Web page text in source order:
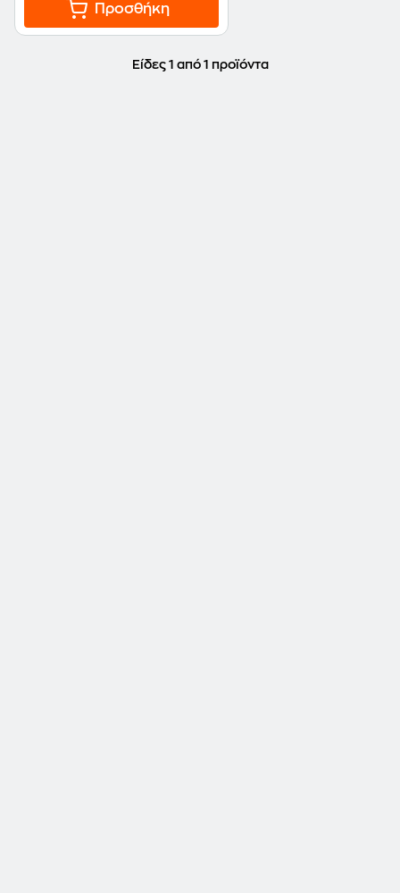
Προσθήκη
Είδες 1 από 1 προϊόντα